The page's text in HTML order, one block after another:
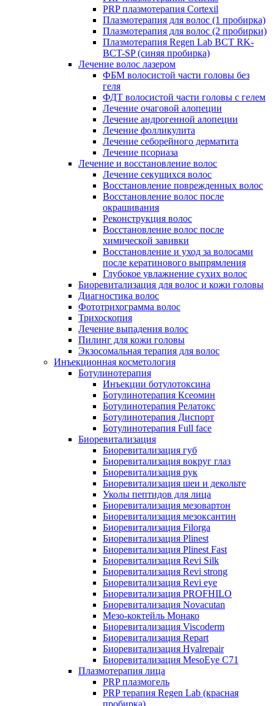
PRP плазмотерапия Cortexil
Плазмотерапия для волос (1 пробирка)
Плазмотерапия для волос (2 пробирки)
Плазмотерапия Regen Lab BCT RK-
BCT-SP (синяя пробирка)
Лечение волос лазером
ФБМ волосистой части головы без
геля
ФДТ волосистой части головы с гелем
Лечение очаговой алопеции
Лечение андрогенной алопеции
Лечение фолликулита
Лечение себорейного дерматита
Лечение псориаза
Лечение и восстановление волос
Лечение секущихся волос
Восстановление поврежденных волос
Восстановление волос после
окрашивания
Реконструкция волос
Восстановление волос после
химической завивки
Восстановление и уход за волосами
после кератинового выпрямления
Глубокое увлажнение сухих волос
Биоревитализация для волос и кожи головы
Диагностика волос
Фототрихограмма волос
Трихоскопия
Лечение выпадения волос
Пилинг для кожи головы
Экзосомальная терапия для волос
Инъекционная косметология
Ботулинотерапия
Инъекции ботулотоксина
Ботулинотерапия Ксеомин
Ботулинотерапия Релатокс
Ботулинотерапия Диспорт
Ботулинотерапия Full face
Биоревитализация
Биоревитализация губ
Биоревитализация вокруг глаз
Биоревитализация рук
Биоревитализация шеи и декольте
Уколы пептидов для лица
Биоревитализация мезовартон
Биоревитализация мезоксантин
Биоревитализация Filorga
Биоревитализация Plinest
Биоревитализация Plinest Fast
Биоревитализация Revi Silk
Биоревитализация Revi strong
Биоревитализация Revi eye
Биоревитализация PROFHILO
Биоревитализация Novacutan
Мезо-коктейль Монако
Биоревитализация Viscoderm
Биоревитализация Repart
Биоревитализация Hyalrepair
Биоревитализация MesoEye C71
Плазмотерапия лица
PRP плазмогель
PRP терапия Regen Lab (красная
пробирка)